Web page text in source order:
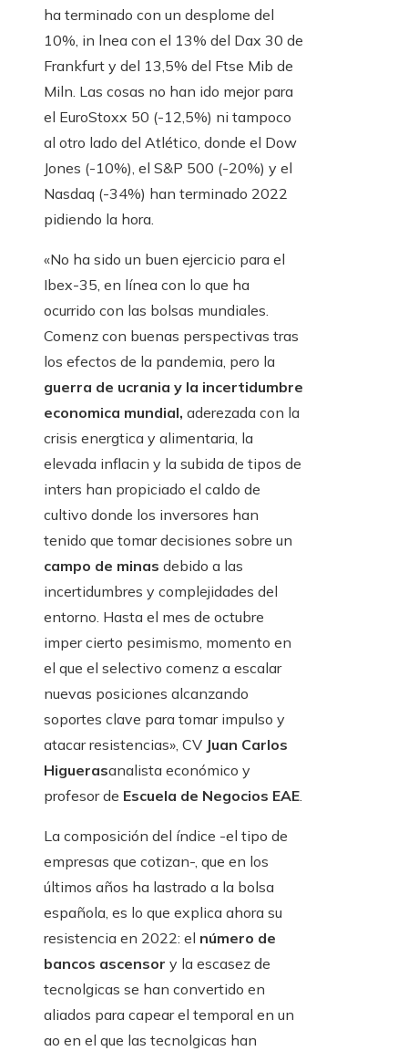
ha terminado con un desplome del
10%, in lnea con el 13% del Dax 30 de
Frankfurt y del 13,5% del Ftse Mib de
Miln. Las cosas no han ido mejor para
el EuroStoxx 50 (-12,5%) ni tampoco
al otro lado del Atlético, donde el Dow
Jones (-10%), el S&P 500 (-20%) y el
Nasdaq (-34%) han terminado 2022
pidiendo la hora.
«No ha sido un buen ejercicio para el
Ibex-35, en línea con lo que ha
ocurrido con las bolsas mundiales.
Comenz con buenas perspectivas tras
los efectos de la pandemia, pero la
guerra de ucrania y la incertidumbre
economica mundial, aderezada con la
crisis energtica y alimentaria, la
elevada inflacin y la subida de tipos de
inters han propiciado el caldo de
cultivo donde los inversores han
tenido que tomar decisiones sobre un
campo de minas debido a las
incertidumbres y complejidades del
entorno. Hasta el mes de octubre
imper cierto pesimismo, momento en
el que el selectivo comenz a escalar
nuevas posiciones alcanzando
soportes clave para tomar impulso y
atacar resistencias», CV Juan Carlos
Higuerasanalista económico y
profesor de Escuela de Negocios EAE.
La composición del índice -el tipo de
empresas que cotizan-, que en los
últimos años ha lastrado a la bolsa
española, es lo que explica ahora su
resistencia en 2022: el número de
bancos ascensor y la escasez de
tecnolgicas se han convertido en
aliados para capear el temporal en un
ao en el que las tecnolgicas han